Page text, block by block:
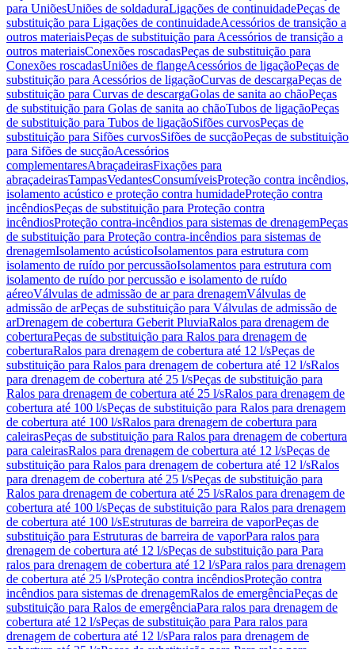
para UniõesUniões de soldaduraLigações de continuidadePeças de
substituição para Ligações de continuidadeAcessórios de transição a
outros materiaisPeças de substituição para Acessórios de transição a
outros materiaisConexões roscadasPeças de substituição para
Conexões roscadasUniões de flangeAcessórios de ligaçãoPeças de
substituição para Acessórios de ligaçãoCurvas de descargaPeças de
substituição para Curvas de descargaGolas de sanita ao chãoPeças
de substituição para Golas de sanita ao chãoTubos de ligaçãoPeças
de substituição para Tubos de ligaçãoSifões curvosPeças de
substituição para Sifões curvosSifões de sucçãoPeças de substituição
para Sifões de sucçãoAcessórios
complementaresAbraçadeirasFixações para
abraçadeirasTampasVedantesConsumíveisProteção contra incêndios,
isolamento acústico e proteção contra humidadeProteção contra
incêndiosPeças de substituição para Proteção contra
incêndiosProteção contra-incêndios para sistemas de drenagemPeças
de substituição para Proteção contra-incêndios para sistemas de
drenagemIsolamento acústicoIsolamentos para estrutura com
isolamento de ruído por percussãoIsolamentos para estrutura com
isolamento de ruído por percussão e isolamento de ruído
aéreoVálvulas de admissão de ar para drenagemVálvulas de
admissão de arPeças de substituição para Válvulas de admissão de
arDrenagem de cobertura Geberit PluviaRalos para drenagem de
coberturaPeças de substituição para Ralos para drenagem de
coberturaRalos para drenagem de cobertura até 12 l/sPeças de
substituição para Ralos para drenagem de cobertura até 12 l/sRalos
para drenagem de cobertura até 25 l/sPeças de substituição para
Ralos para drenagem de cobertura até 25 l/sRalos para drenagem de
cobertura até 100 l/sPeças de substituição para Ralos para drenagem
de cobertura até 100 l/sRalos para drenagem de cobertura para
caleirasPeças de substituição para Ralos para drenagem de cobertura
para caleirasRalos para drenagem de cobertura até 12 l/sPeças de
substituição para Ralos para drenagem de cobertura até 12 l/sRalos
para drenagem de cobertura até 25 l/sPeças de substituição para
Ralos para drenagem de cobertura até 25 l/sRalos para drenagem de
cobertura até 100 l/sPeças de substituição para Ralos para drenagem
de cobertura até 100 l/sEstruturas de barreira de vaporPeças de
substituição para Estruturas de barreira de vaporPara ralos para
drenagem de cobertura até 12 l/sPeças de substituição para Para
ralos para drenagem de cobertura até 12 l/sPara ralos para drenagem
de cobertura até 25 l/sProteção contra incêndiosProteção contra
incêndios para sistemas de drenagemRalos de emergênciaPeças de
substituição para Ralos de emergênciaPara ralos para drenagem de
cobertura até 12 l/sPeças de substituição para Para ralos para
drenagem de cobertura até 12 l/sPara ralos para drenagem de